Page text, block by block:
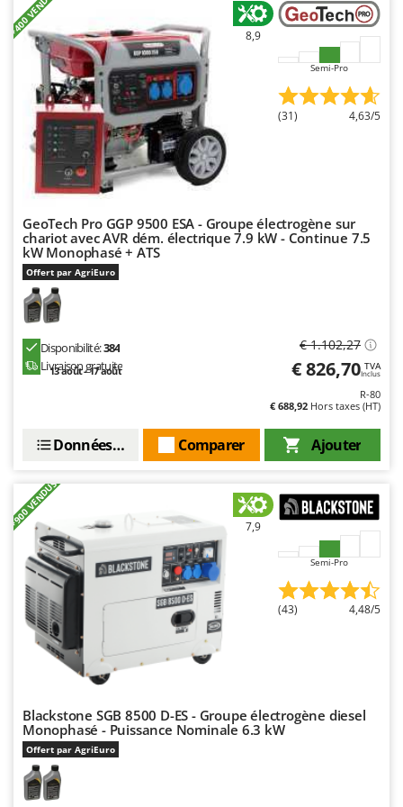
Master
Mastercook
Masterpro
McCulloch
MCH
Michelin
Mille
Minox
Mockmill
More than chef
MOSA
MOVA
MTD
Nilfisk
Novatec
Novital
NuAir
NuovaFac
O
Officine Savioli
Oliviero
OMA
Omas
Ompagrill
Ooni
+400 VENDUS 8,9
Semi-Pro
(31) 4,63/5
GeoTech Pro GGP 9500 ESA - Groupe électrogène sur
chariot avec AVR dém. électrique 7.9 kW - Continue 7.5
kW Monophasé + ATS
Offert par AgriEuro
Disponibilité:384
Livraison gratuite
13 août - 17 août
€ 1.102,27
€ 826,70 TVA
Inclus
R-80
€ 688,92 Hors taxes (HT)
Ajouter
Comparer
Données techniques
+900 VENDUS 7,9
Semi-Pro
(43) 4,48/5
Blackstone SGB 8500 D-ES - Groupe électrogène diesel
Monophasé - Puissance Nominale 6.3 kW
Offert par AgriEuro